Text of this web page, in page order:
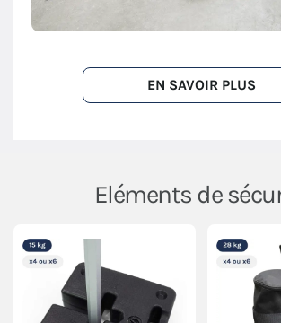
EN SAVOIR PLUS
Eléments de